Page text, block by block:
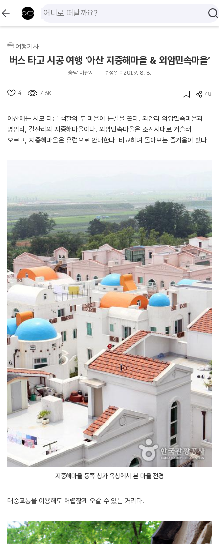
여행기사
버스 타고 시공 여행 ‘아산 지중해마을 & 외암민속마을’
충남 아산시 수정일 : 2019. 8. 8.
4 7.6K 48
아산에는 서로 다른 색깔의 두 마을이 눈길을 끈다. 외암리 외암민속마을과
명암리, 갈산리의 지중해마을이다. 외암민속마을은 조선시대로 거슬러
오르고, 지중해마을은 유럽으로 안내한다. 비교하며 돌아보는 즐거움이 있다.
지중해마을 동쪽 상가 옥상에서 본 마을 전경
대중교통을 이용해도 어렵잖게 오갈 수 있는 거리다.